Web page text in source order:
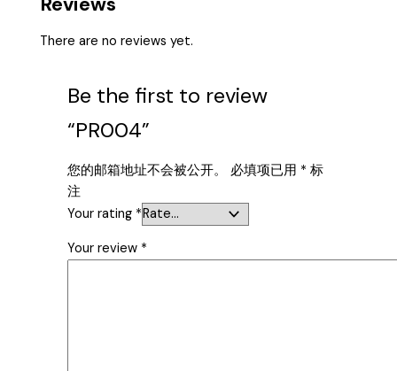
There are no reviews yet.
Be the first to review
“PR004”
您的邮箱地址不会被公开。 必填项已用 * 标
注
Your rating *
Your review *